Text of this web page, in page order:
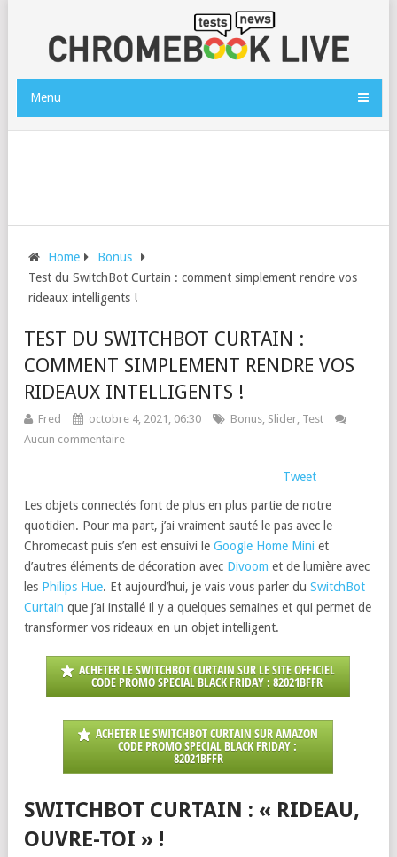
Menu
Home
Bonus
Test du SwitchBot Curtain : comment simplement rendre vos
rideaux intelligents !
TEST DU SWITCHBOT CURTAIN :
COMMENT SIMPLEMENT RENDRE VOS
RIDEAUX INTELLIGENTS !
Fred octobre 4, 2021, 06:30 Bonus, Slider, Test
Aucun commentaire
Tweet
Les objets connectés font de plus en plus partie de notre
quotidien. Pour ma part, j’ai vraiment sauté le pas avec le
Chromecast puis s’en est ensuivi le Google Home Mini et
d’autres éléments de décoration avec Divoom et de lumière avec
les Philips Hue. Et aujourd’hui, je vais vous parler du SwitchBot
Curtain que j’ai installé il y a quelques semaines et qui permet de
transformer vos rideaux en un objet intelligent.
ACHETER LE SWITCHBOT CURTAIN SUR LE SITE OFFICIEL
CODE PROMO SPECIAL BLACK FRIDAY : 82021BFFR
ACHETER LE SWITCHBOT CURTAIN SUR AMAZON
CODE PROMO SPECIAL BLACK FRIDAY :
82021BFFR
SWITCHBOT CURTAIN : « RIDEAU,
OUVRE-TOI » !